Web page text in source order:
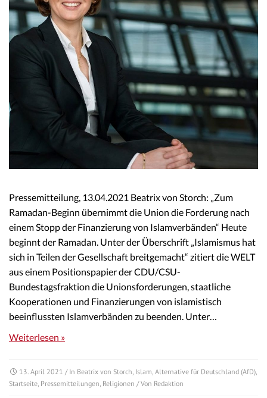
Pressemitteilung, 13.04.2021 Beatrix von Storch: „Zum
Ramadan-Beginn übernimmt die Union die Forderung nach
einem Stopp der Finanzierung von Islamverbänden“ Heute
beginnt der Ramadan. Unter der Überschrift „Islamismus hat
sich in Teilen der Gesellschaft breitgemacht“ zitiert die WELT
aus einem Positionspapier der CDU/CSU-
Bundestagsfraktion die Unionsforderungen, staatliche
Kooperationen und Finanzierungen von islamistisch
beeinflussten Islamverbänden zu beenden. Unter…
Weiterlesen »
13. April 2021 / In Beatrix von Storch Islam Alternative für Deutschland (AfD)
Startseite Pressemitteilungen Religionen / Von Redaktion